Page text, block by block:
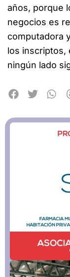
años, porque
negocios es
computadora
los inscriptos,
ningún lado